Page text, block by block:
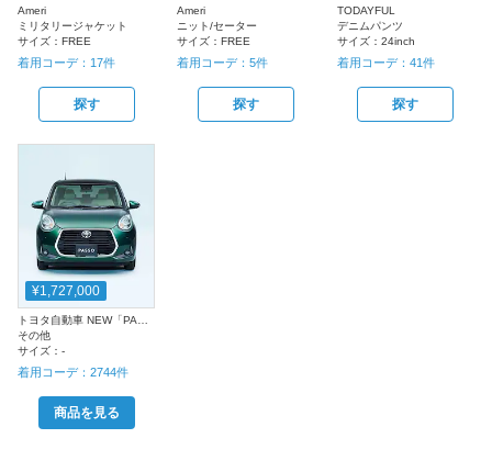
Ameri
ミリタリージャケット
サイズ： FREE
着用コーデ： 17件
探す
Ameri
ニット/セーター
サイズ：FREE
着用コーデ：5件
探す
TODAYFUL
デニムパンツ
サイズ： 24inch
着用コーデ： 41件
探す
¥1,727,000
その他
サイズ： -
着用コーデ： 2744件
商品を見る